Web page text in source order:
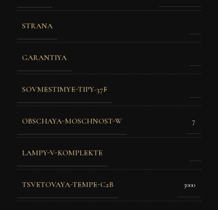
STRANA
GARANTIYA
SOVMESTIMYE-TIPY-37F
OBSCHAYA-MOSCHNOST-W 7
LAMPY-V-KOMPLEKTE
TSVETOVAYA-TEMPE-C2B 3000